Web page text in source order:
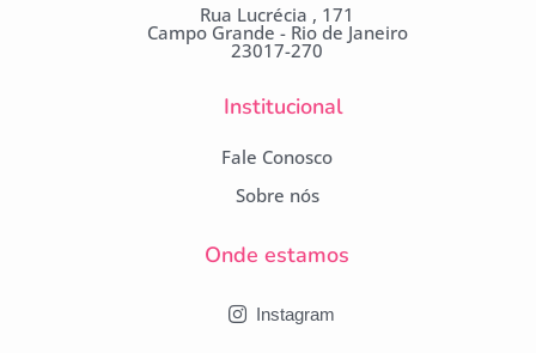
Rua Lucrécia , 171
Campo Grande - Rio de Janeiro
23017-270
Institucional
Fale Conosco
Sobre nós
Onde estamos
Instagram